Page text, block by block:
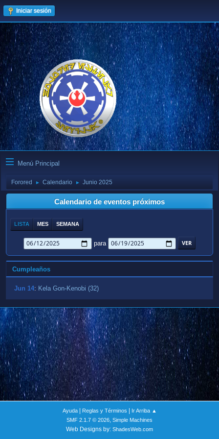
Iniciar sesión
Menú Principal
Forored ► Calendario ► Junio 2025
Calendario de eventos próximos
LISTA MES SEMANA
para
Cumpleaños
Jun 14: Kela Gon-Kenobi (32)
Ayuda| Reglas y Términos
Ir Arriba ▲
SMF 2.1.7 © 2026, Simple Machines
Web Designs by: ShadesWeb.com